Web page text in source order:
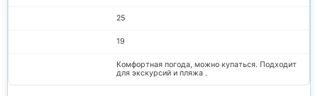
25
19
Комфортная погода, можно купаться. Подходит
для экскурсий и пляжа .